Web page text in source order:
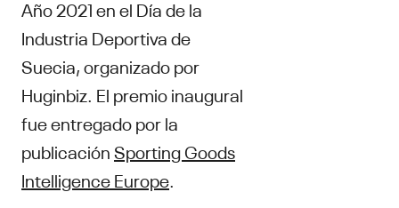
Año 2021 en el Día de la
Industria Deportiva de
Suecia, organizado por
Huginbiz. El premio inaugural
fue entregado por la
publicaciónSporting Goods
Intelligence Europe